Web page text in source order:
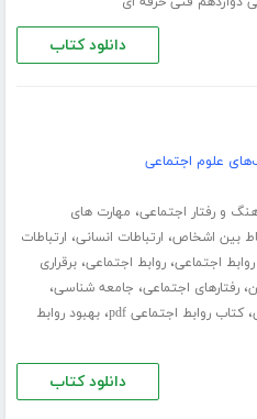
دانلود کتاب
علوم اجتماعی
و رفتار اجتماعی، مهارت های
بین اشخاص، ارتباطات انسانی، ارتباطات
اجتماعی،روابط اجتماعی،برقراری
،رفتارهای اجتماعی، جامعه شناسی،
،کتاب روابط اجتماعی pdf ،بهبود روابط
دانلود کتاب